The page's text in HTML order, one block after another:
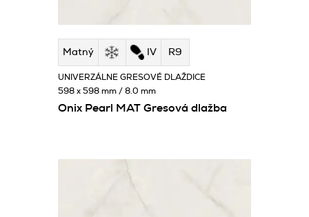
Matný IV R9
Onix Pearl MAT Gresová dlažba
UNIVERZÁLNE GRESOVÉ DLAŽDICE
598 x 598 mm / 8.0 mm